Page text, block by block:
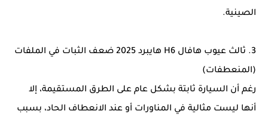
الصينية.
3. ثالث عيوب هافال H6 هايبرد 2025 ضعف الثبات في الملفات
(المنعطفات)
رغم أن السيارة ثابتة بشكل عام على الطرق المستقيمة، إلا
أنها ليست مثالية في المناورات أو عند الانعطاف الحاد، بسبب